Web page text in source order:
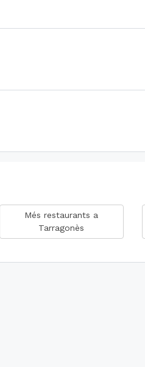
Més restaurants a
Tarragonès